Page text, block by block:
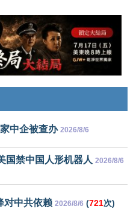
中企被查办 2026/8/6
国禁中国人形机器人 2026/8/6
对中共依赖 2026/8/6 (721次)